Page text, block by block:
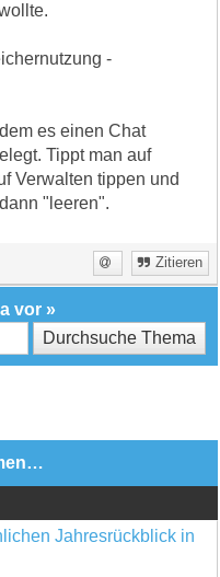
-
es einen Chat
Tippt man auf
Verwalten tippen und
"leeren".
Zitieren
vor »
Jahresrückblick in